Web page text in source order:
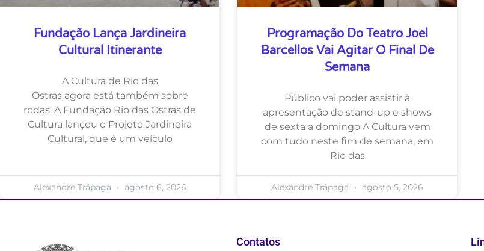
Fundação Lança Jardineira
Cultural Itinerante
A Cultura de Rio das
Ostras agora está também sobre
rodas. A Fundação Rio das Ostras de
Cultura lançou o Projeto Jardineira
Cultural, que é um veículo
Alexandre Trápaga agosto 6, 2026
Programação Do Teatro Joel
Barcellos Vai Agitar O Final De
Semana
Público vai poder assistir à
apresentação de stand-up e shows
de sexta a domingo A Cultura vem
com tudo neste fim de semana, em
Rio das
Alexandre Trápaga agosto 5, 2026
Contatos